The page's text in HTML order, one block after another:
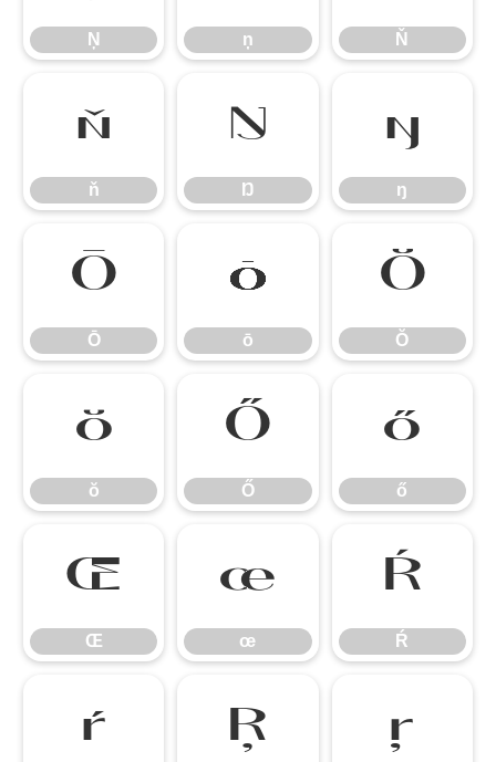
Ņ ņ Ň
ň
ň
Ŋ
Ŋ
ŋ
ŋ
Ō
Ō
ō
ō
Ŏ
Ŏ
ŏ
ŏ
Ő
Ő
ő
ő
Œ
Œ
œ
œ
Ŕ
Ŕ
ŕ Ŗ ŗ